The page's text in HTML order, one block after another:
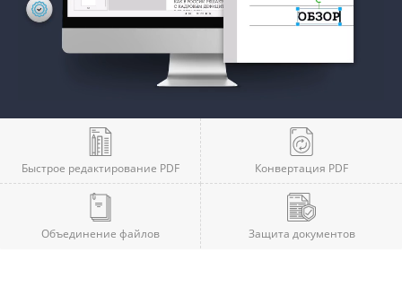
Быстрое редактирование PDF Конвертация PDF
Объединение файлов Защита документов